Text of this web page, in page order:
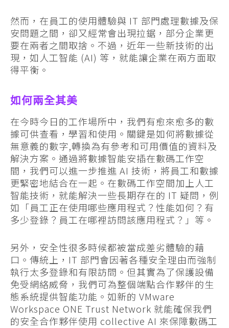
然而，在員工的使用體驗與 IT 部門處理數據及保
安問題之間，卻又經常會出現拉鋸，部分企業更
要在兩者之間取捨。不過，近年一些新技術的出
現，如人工智能 (AI) 等，就能讓企業在兩方面取
得平衡。
如何兩全其美
在今時今日的工作場所中，我們有愈來愈多的數
據可供查看，學習和使用。關鍵是如何將數據從
無意義的數字,轉換為有參考和可用價值的資料及
解決方案。通過將數據智能安插在數碼工作空
間，我們可以進一步推進 AI 技術，將員工和數據
更緊密地結合在一起。在數碼工作空間加上人工
智能技術，就能解決一些長期存在的 IT 疑問，例
如「員工正在使用哪些應用程式？性能如何？有
多少登錄？員工在哪裡訪問該應用程式？」等。
另外，安全性很多時候都被當成差劣體驗的藉
口。傳統上，IT 部門會因著各種安全理由而強制
執行太多登錄和有限訪問。但其實為了保護設備
免受網絡威脅，我們可為整個端點合作夥伴的生
態系統提供智能功能。如新的 VMware
Workspace ONE Trust Network 就能確保我們
的安全合作夥伴使用 collective AI 來保障數碼工